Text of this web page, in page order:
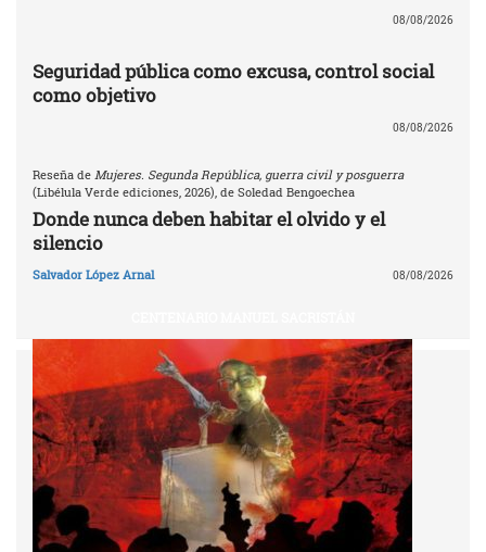
08/08/2026
Seguridad pública como excusa, control social
como objetivo
08/08/2026
Reseña de Mujeres. Segunda República, guerra civil y posguerra
(Libélula Verde ediciones, 2026), de Soledad Bengoechea
Donde nunca deben habitar el olvido y el
silencio
Salvador López Arnal 08/08/2026